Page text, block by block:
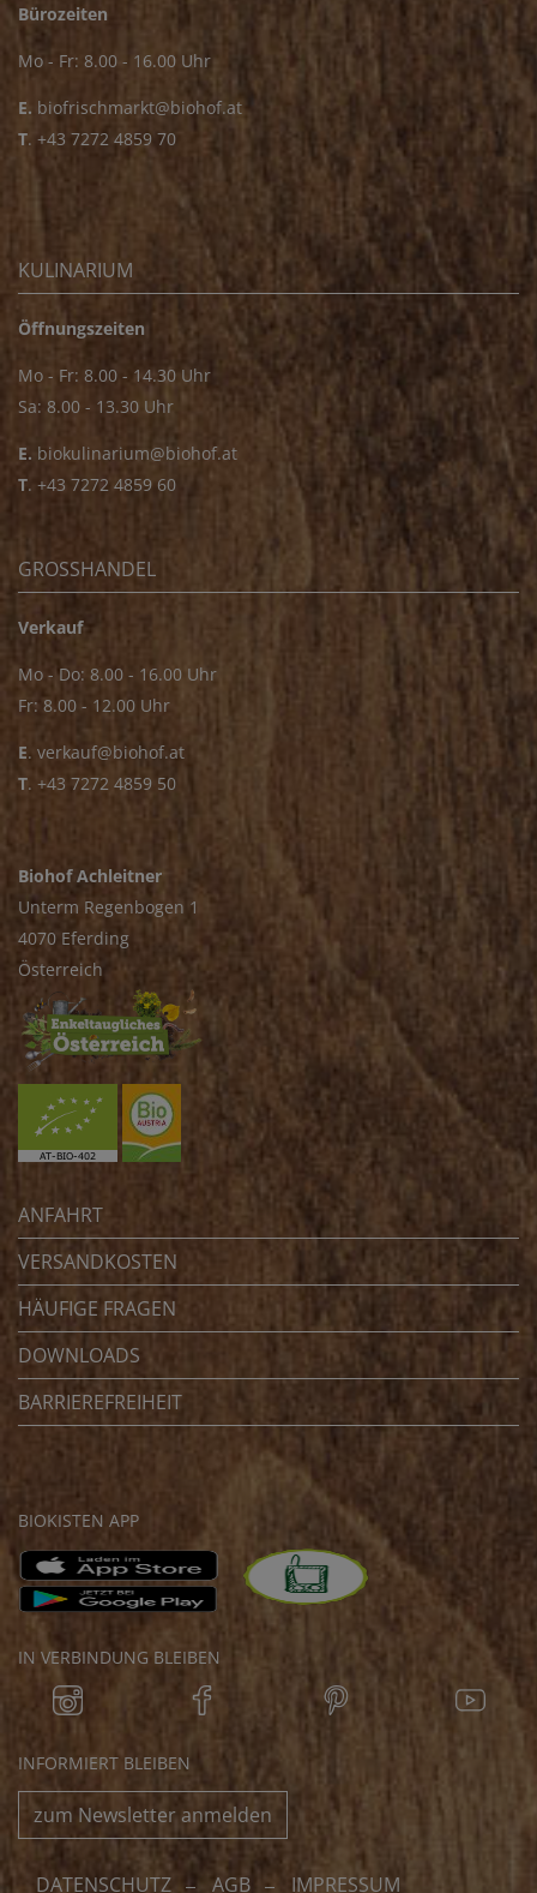
Bürozeiten
Mo - Fr: 8.00 - 16.00 Uhr
E. biofrischmarkt@biohof.at
T. +43 7272 4859 70
KULINARIUM
Öffnungszeiten
Mo - Fr: 8.00 - 14.30 Uhr
Sa: 8.00 - 13.30 Uhr
E. biokulinarium@biohof.at
T. +43 7272 4859 60
GROSSHANDEL
Verkauf
Mo - Do: 8.00 - 16.00 Uhr
Fr: 8.00 - 12.00 Uhr
E. verkauf@biohof.at
T. +43 7272 4859 50
Biohof Achleitner
Unterm Regenbogen 1
4070 Eferding
Österreich
ANFAHRT
VERSANDKOSTEN
HÄUFIGE FRAGEN
DOWNLOADS
BARRIEREFREIHEIT
BIOKISTEN APP
IN VERBINDUNG BLEIBEN
INFORMIERT BLEIBEN
zum Newsletter anmelden
DATENSCHUTZ AGB IMPRESSUM